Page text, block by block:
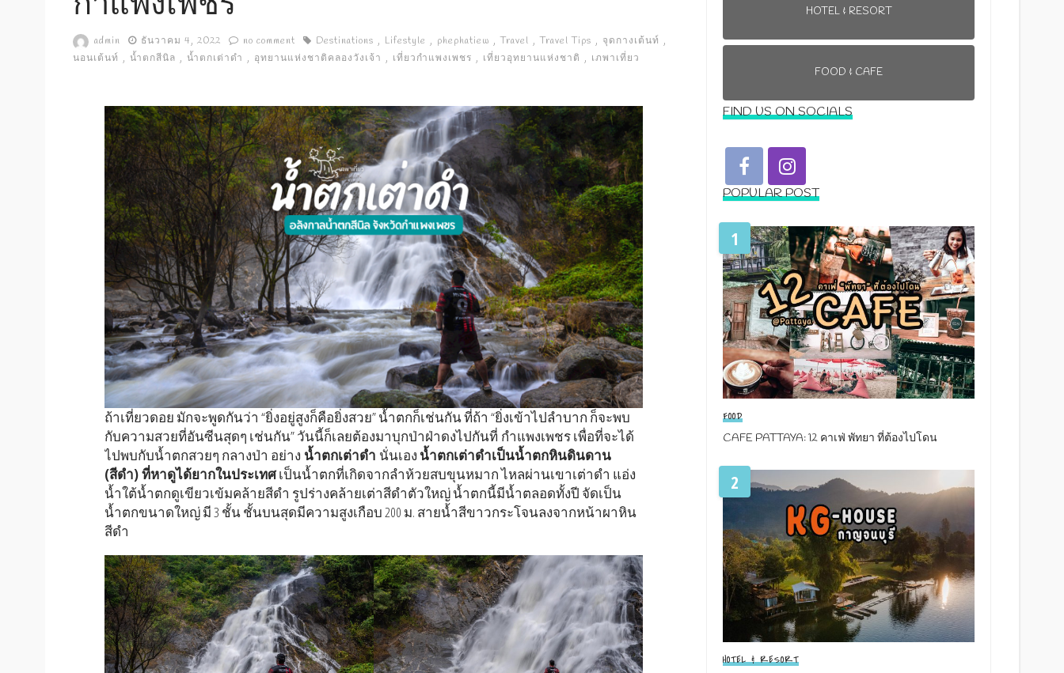
admin ธันวาคม 4, 2022 no comment Destinations Lifestyle phephatiew Travel Travel Tips
จุดกางเต้นท์
นอนเต้นท์
น้ำตกสีนิล น้ำตกเต่าดำ อุทยานแห่งชาติคลองวังเจ้า เที่ยวกำแพงเพชร เที่ยวอุทยานแห่งชาติ เภพาเที่ยว
ถ้าเที่ยวดอย มักจะพูดกันว่า “ยิ่งอยู่สูงก็คือยิ่งสวย” น้ำตกก็เช่นกัน ที่ถ้า “ยิ่งเข้าไปลำบาก ก็จะพบ
กับความสวยที่อันซีนสุดๆ เช่นกัน” วันนี้ก็เลยต้องมาบุกป่าฝ่าดงไปกันที่ กำแพงเพชร เพื่อที่จะได้
ไปพบกับน้ำตกสวยๆ กลางป่า อย่าง น้ำตกเต่าดํา นั่นเอง น้ำตกเต่าดำเป็นน้ำตกหินดินดาน
(สีดำ) ที่หาดูได้ยากในประเทศเป็นน้ำตกที่เกิดจากลำห้วยสบขุนหมาก ไหลผ่านเขาเต่าดำ แอ่ง
น้ำใต้น้ำตกดูเขียวเข้มคล้ายสีดำ รูปร่างคล้ายเต่าสีดำตัวใหญ่ น้ำตกนี้มีน้ำตลอดทั้งปี จัดเป็น
น้ำตกขนาดใหญ่ มี 3 ชั้น ชั้นบนสุดมีความสูงเกือบ 200 ม. สายน้ำสีขาวกระโจนลงจากหน้าผาหิน
สีดำ
HOTEL & RESORT
FOOD & CAFE
FIND US ON SOCIALS
POPULAR POST
1
FOOD
CAFE PATTAYA: 12 คาเฟ่ พัทยา ที่ต้องไปโดน
2
HOTEL & RESORT